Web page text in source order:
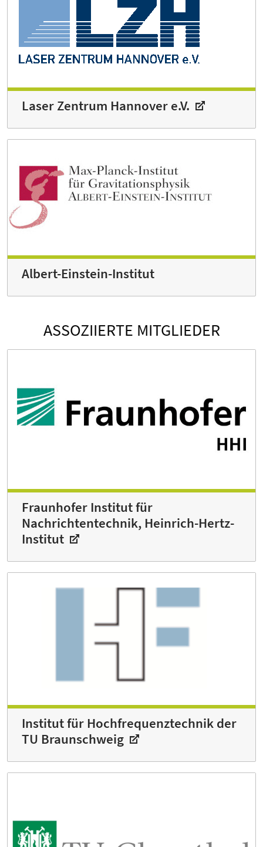
Laser Zentrum Hannover e.V.
Albert-Einstein-Institut
ASSOZIIERTE MITGLIEDER
Fraunhofer Institut für
Nachrichtentechnik, Heinrich-Hertz-
Institut
Institut für Hoch­frequenztechnik der
TU Braunschweig